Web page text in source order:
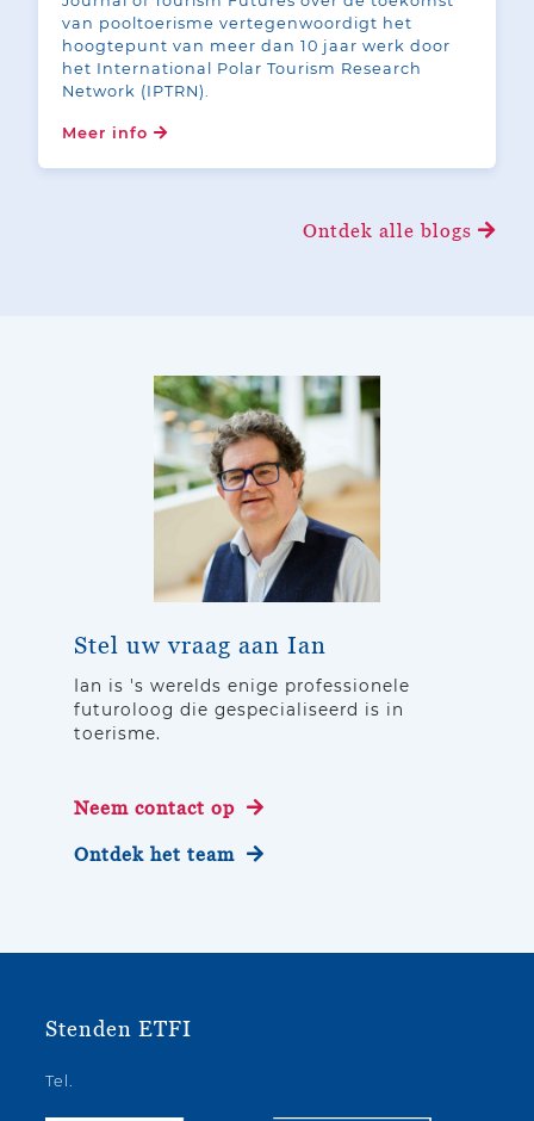
van pooltoerisme vertegenwoordigt het
hoogtepunt van meer dan 10 jaar werk door
het International Polar Tourism Research
Network (IPTRN).
Meer info
Ontdek alle blogs
Stel uw vraag aan Ian
Ian is 's werelds enige professionele
futuroloog die gespecialiseerd is in
toerisme.
Neem contact op
Ontdek het team
Stenden ETFI
Tel.